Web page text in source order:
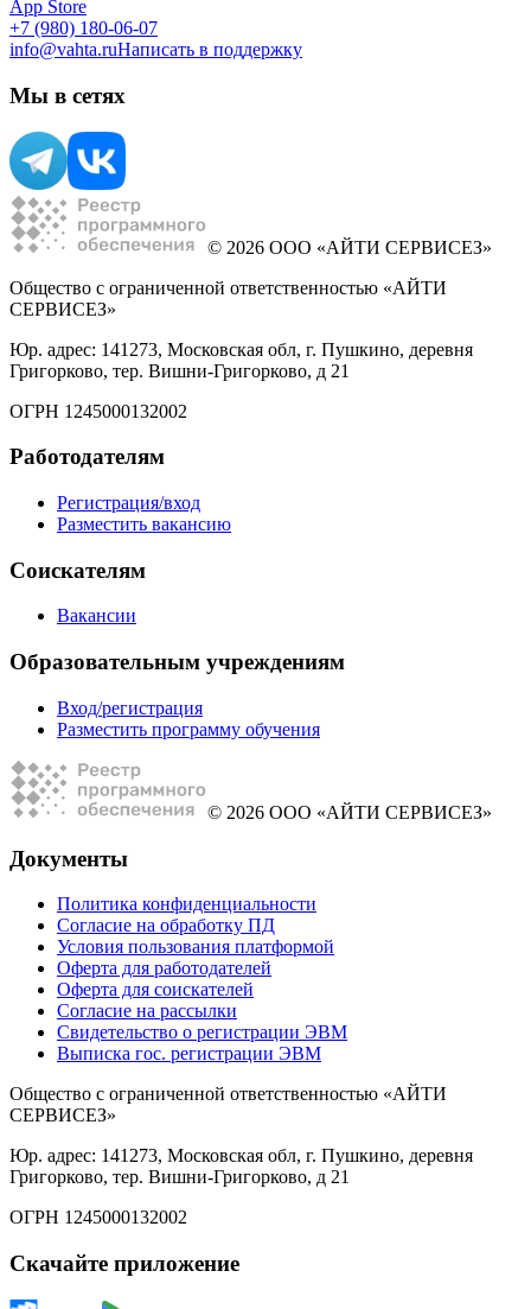
App Store
+7 (980) 180-06-07
info@vahta.ruНаписать в поддержку
Мы в сетях
© 2026 ООО «АЙТИ СЕРВИСЕЗ»
Общество с ограниченной ответственностью «АЙТИ
СЕРВИСЕЗ»
Юр. адрес: 141273, Московская обл, г. Пушкино, деревня
Григорково, тер. Вишни-Григорково, д 21
ОГРН 1245000132002
Работодателям
Регистрация/вход
Разместить вакансию
Соискателям
Вакансии
Образовательным учреждениям
Вход/регистрация
Разместить программу обучения
© 2026 ООО «АЙТИ СЕРВИСЕЗ»
Документы
Политика конфиденциальности
Согласие на обработку ПД
Условия пользования платформой
Оферта для работодателей
Оферта для соискателей
Согласие на рассылки
Свидетельство о регистрации ЭВМ
Выписка гос. регистрации ЭВМ
Общество с ограниченной ответственностью «АЙТИ
СЕРВИСЕЗ»
Юр. адрес: 141273, Московская обл, г. Пушкино, деревня
Григорково, тер. Вишни-Григорково, д 21
ОГРН 1245000132002
Скачайте приложение